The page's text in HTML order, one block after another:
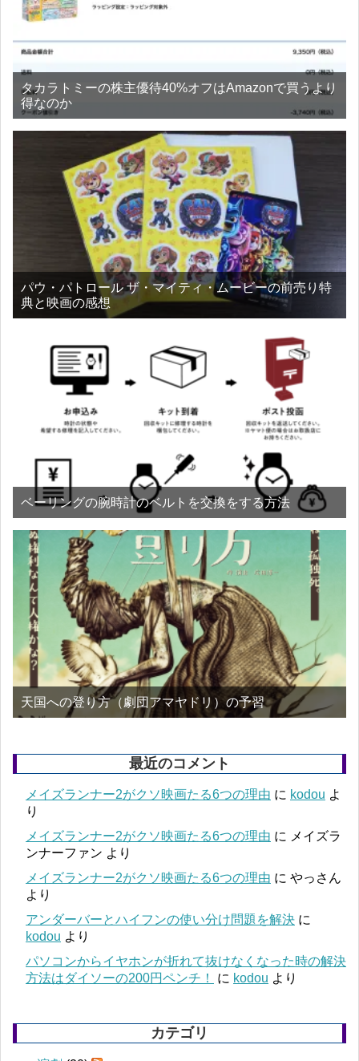
タカラトミーの株主優待40%オフはAmazonで買うより
得なのか
パウ・パトロール ザ・マイティ・ムービーの前売り特
典と映画の感想
ベーリングの腕時計のベルトを交換をする方法
天国への登り方（劇団アマヤドリ）の予習
最近のコメント
メイズランナー2がクソ映画たる6つの理由 に kodou よ
り
メイズランナー2がクソ映画たる6つの理由 に メイズラ
ンナーファン より
メイズランナー2がクソ映画たる6つの理由 に やっさん
より
アンダーバーとハイフンの使い分け問題を解決 に
kodou より
パソコンからイヤホンが折れて抜けなくなった時の解決
方法はダイソーの200円ペンチ！
に kodou より
カテゴリ